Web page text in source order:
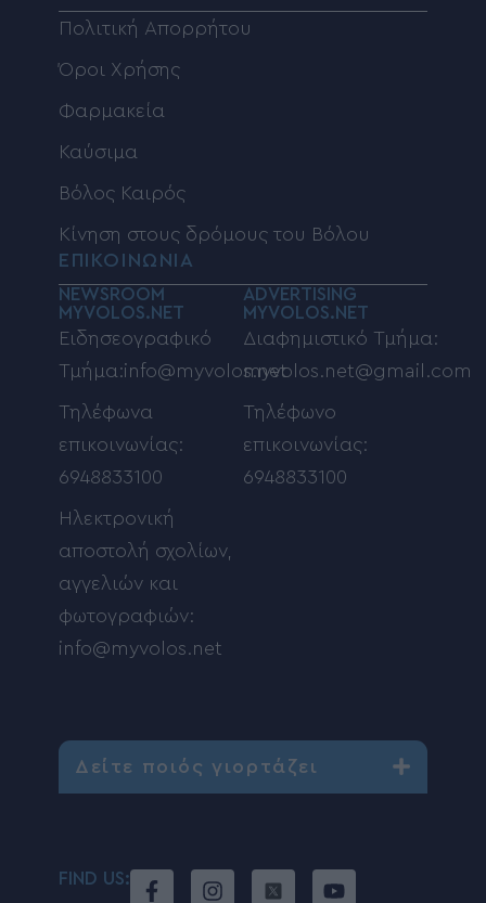
Πολιτική Απορρήτου
Όροι Χρήσης
Φαρμακεία
Καύσιμα
Βόλος Καιρός
Κίνηση στους δρόμους του Βόλου
ΕΠΙΚΟΙΝΩΝΙΑ
NEWSROOM
MYVOLOS.NET
Ειδησεογραφικό
Τμήμα:info@myvolos.net
Τηλέφωνα
επικοινωνίας:
6948833100
Ηλεκτρονική
αποστολή σχολίων,
αγγελιών και
φωτογραφιών:
info@myvolos.net
ADVERTISING
MYVOLOS.NET
Διαφημιστικό Τμήμα:
myvolos.net@gmail.com
Τηλέφωνο
επικοινωνίας:
6948833100
Δείτε ποιός γιορτάζει
FIND US: